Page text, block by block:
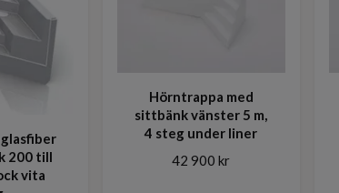
200 till
vita
Hörntrappa med
sittbänk vänster 5 m,
4 steg under liner
42 900 kr